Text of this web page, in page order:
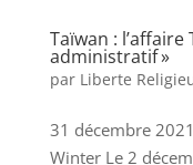
Taïwan : l’affaire
administratif »
par Liberte
31 décembre
Winter Le 2